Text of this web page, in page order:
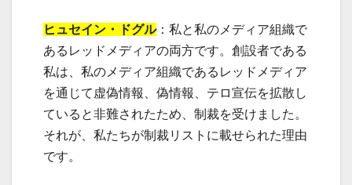
ヒュセイン・ドグル：私と私のメディア組織で
あるレッドメディアの両方です。創設者である
私は、私のメディア組織であるレッドメディア
を通じて虚偽情報、偽情報、テロ宣伝を拡散し
ていると非難されたため、制裁を受けました。
それが、私たちが制裁リストに載せられた理由
です。